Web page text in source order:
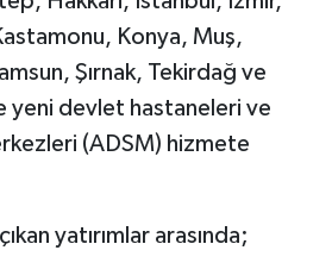
Konya, Muş,
Şırnak, Tekirdağ ve
yeni devlet hastaneleri ve
(ADSM) hizmete
yatırımlar arasında;